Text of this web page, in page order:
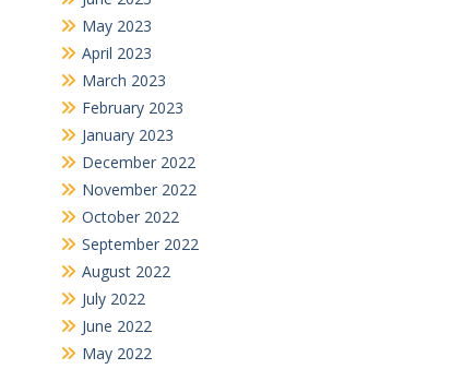
May 2023
April 2023
March 2023
February 2023
January 2023
December 2022
November 2022
October 2022
September 2022
August 2022
July 2022
June 2022
May 2022